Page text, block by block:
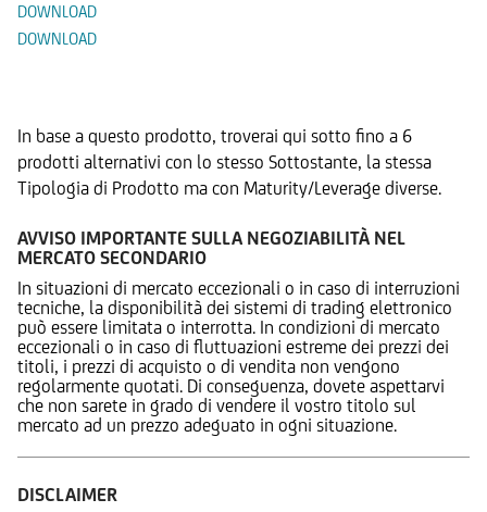
DOWNLOAD
DOWNLOAD
In base a questo prodotto, troverai qui sotto fino a 6
prodotti alternativi con lo stesso Sottostante, la stessa
Tipologia di Prodotto ma con Maturity/Leverage diverse.
AVVISO IMPORTANTE SULLA NEGOZIABILITÀ NEL
MERCATO SECONDARIO
In situazioni di mercato eccezionali o in caso di interruzioni
tecniche, la disponibilità dei sistemi di trading elettronico
può essere limitata o interrotta. In condizioni di mercato
eccezionali o in caso di fluttuazioni estreme dei prezzi dei
titoli, i prezzi di acquisto o di vendita non vengono
regolarmente quotati. Di conseguenza, dovete aspettarvi
che non sarete in grado di vendere il vostro titolo sul
mercato ad un prezzo adeguato in ogni situazione.
DISCLAIMER